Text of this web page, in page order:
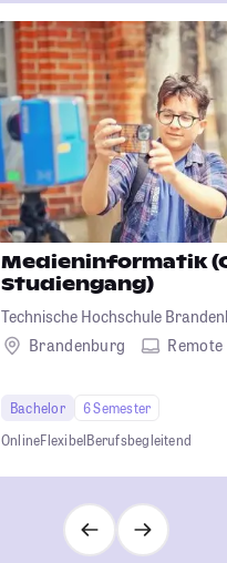
Medieninformatik
Studiengang)
Technische Hochschule
Brandenburg
Remote
Bachelor
6 Semester
OnlineFlexibelBerufsbegleitend